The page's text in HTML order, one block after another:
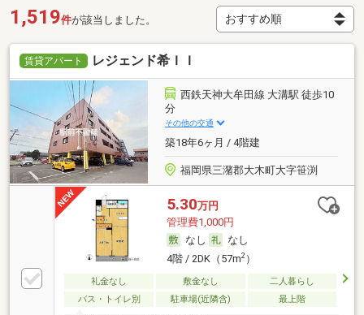
1,519件が該当しました。
賃貸アパート レジェンド希ＩＩ
西鉄天神大牟田線 大溝駅 徒歩10
分
その他の交通
築18年6ヶ月 / 4階建
福岡県三潴郡大木町大字笹渕
5.30万円
管理費1,000円
なし
なし
4階 / 2DK（57m2）
礼金なし 敷金なし
二人暮らし
バス・トイレ別
駐車場(近隣含) 最上階